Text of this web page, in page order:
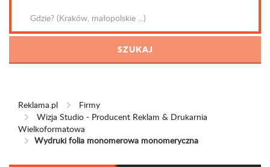
Reklama.pl
Firmy
Wizja Studio - Producent Reklam & Drukarnia
Wielkoformatowa
Wydruki folia monomerowa monomeryczna